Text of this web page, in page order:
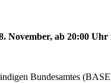
November, ab 20:00 Uhr
Bundesamtes